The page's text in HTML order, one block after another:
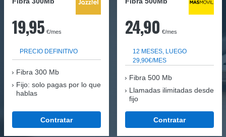
19,95 €/mes
PRECIO DEFINITIVO
Fibra 300 Mb
Fijo: solo pagas por lo que
hablas
Contratar
24,90 €/mes
12 MESES, LUEGO
29,90€/MES
Fibra 500 Mb
Llamadas ilimitadas desde
fijo
Contratar